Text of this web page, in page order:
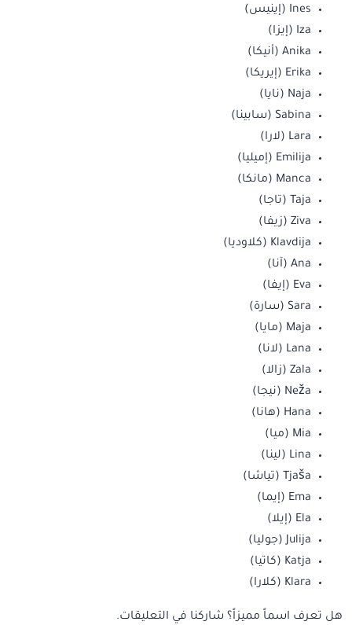
Ines (إينيس)
Iza (إيزا)
Anika (أنيكا)
Erika (إيريكا)
Naja (نايا)
Sabina (سابينا)
Lara (لارا)
Emilija (إميليا)
Manca (مانكا)
Taja (تاجا)
Ziva (زيفا)
Klavdija (كلاوديا)
Ana (آنا)
Eva (إيفا)
Sara (سارة)
Maja (مايا)
Lana (لانا)
Zala (زالا)
Neža (نيجا)
Hana (هانا)
Mia (ميا)
Lina (لينا)
Tjaša (تياشا)
Ema (إيما)
Ela (إيلا)
Julija (جوليا)
Katja (كاتيا)
Klara (كلارا)
هل تعرف اسماً مميزاً؟ شاركنا في التعليقات.